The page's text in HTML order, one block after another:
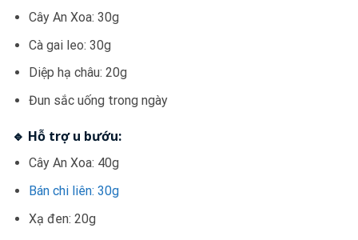
Cây An Xoa: 30g
Cà gai leo: 30g
Diệp hạ châu: 20g
Đun sắc uống trong ngày
🔹 Hỗ trợ u bướu:
Cây An Xoa: 40g
Bán chi liên: 30g
Xạ đen: 20g